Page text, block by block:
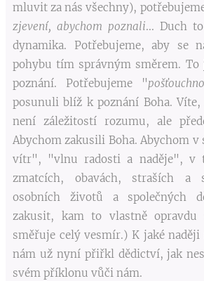
mluvit za nás všechny),
zjevení, abychom poznali... Duch
dynamika. Potřebujeme, aby se
pohybu tím správným směrem.
poznání. Potřebujeme "
posunuli blíž k poznání Boha.
není záležitostí rozumu, ale
Abychom zakusili Boha. Abychom
vítr", "vlnu radosti a naděje", v
zmatcích, obavách, straších a
osobních životů a společných
zakusit, kam to vlastně opravdu
směřuje celý vesmír.) K jaké
nám už nyní přiřkl dědictví, jak
svém příklonu vůči nám.